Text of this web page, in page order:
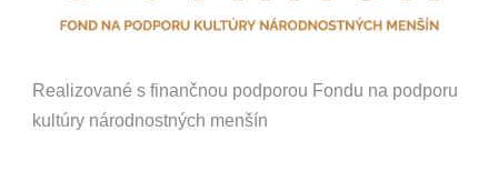
Realizované s finančnou podporou Fondu na podporu
kultúry národnostných menšín